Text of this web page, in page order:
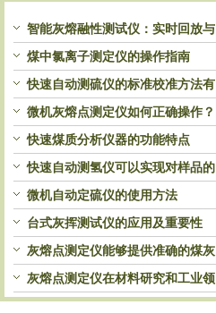
智能灰熔融性测试仪：实时回放与
历史分析，解锁灰熔特性精准洞察
煤中氯离子测定仪的操作指南
快速自动测硫仪的标准校准方法有
哪些？
微机灰熔点测定仪如何正确操作？
快速煤质分析仪器的功能特点
快速自动测氢仪可以实现对样品的
自动处理和检测
微机自动定硫仪的使用方法
台式灰挥测试仪的应用及重要性
灰熔点测定仪能够提供准确的煤灰
熔融性参数
灰熔点测定仪在材料研究和工业领
域中发挥重要作用